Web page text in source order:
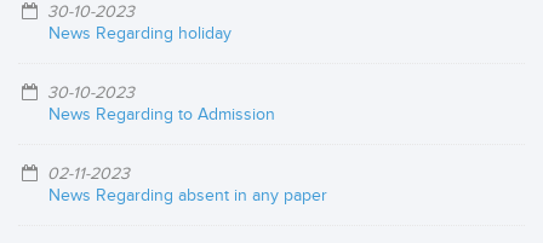
30-10-2023
News Regarding holiday
30-10-2023
News Regarding to Admission
02-11-2023
News Regarding absent in any paper